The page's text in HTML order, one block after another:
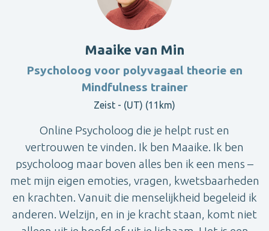
Maaike van Min
Psycholoog voor polyvagaal theorie en
Mindfulness trainer
Zeist - (UT) (11km)
Online Psycholoog die je helpt rust en
vertrouwen te vinden. Ik ben Maaike. Ik ben
psycholoog maar boven alles ben ik een mens –
met mijn eigen emoties, vragen, kwetsbaarheden
en krachten. Vanuit die menselijkheid begeleid ik
anderen. Welzijn, en in je kracht staan, komt niet